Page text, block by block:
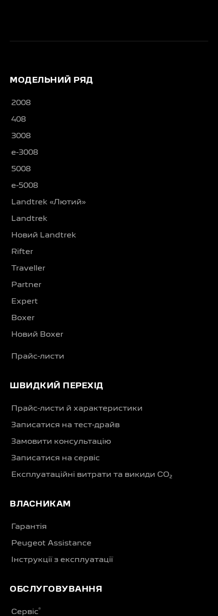
МОДЕЛЬНИЙ РЯД
2008
408
3008
e-3008
5008
e-5008
Landtrek «Лютий»
Landtrek
Новий Landtrek
Rifter
Traveller
Partner
Expert
Boxer
Новий Boxer
Прайс-листи
ШВИДКИЙ ПЕРЕХІД
Прайс-листи й характеристики
Записатися на тест-драйв
Замовити консультацію
Записатися на сервіс
Експлуатаційні витрати та викиди CO₂
ВЛАСНИКАМ
Гарантія
Peugeot Assistance
Інструкції з експлуатації
ОБСЛУГОВУВАННЯ
Сервіс®